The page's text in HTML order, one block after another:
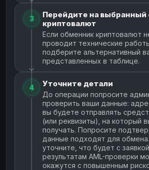
3
Перейдите на выбранный
криптовалют
Если обменник криптовалют
проводит технические
подберите альтернативный
представленных в таблице.
4 Уточните детали
До операции попросите
проверить ваши данные:
вы будете отправлять
(или реквизиты), на который
получать. Попросите
данные подходят для
уточните, что будет с
результатам AML-проверки
окажутся с повышенным